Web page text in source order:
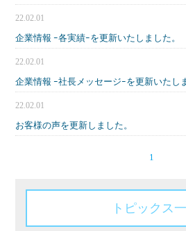
22.02.01
企業情報 ｰ各実績ｰを更新いたしました。
22.02.01
企業情報 ｰ社長メッセージｰを更新いたし
22.02.01
お客様の声を更新しました。
1
トピックス